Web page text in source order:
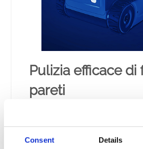
Consent Details
Pulizia efficace di
pareti
Pulisce il fondo e le pareti di
e piccole piscine interrate in
senza compromessi in un ciclo di
al filtro da 150 μ e alla